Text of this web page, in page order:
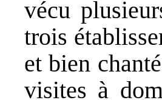
vécu
trois
et bien
visites à